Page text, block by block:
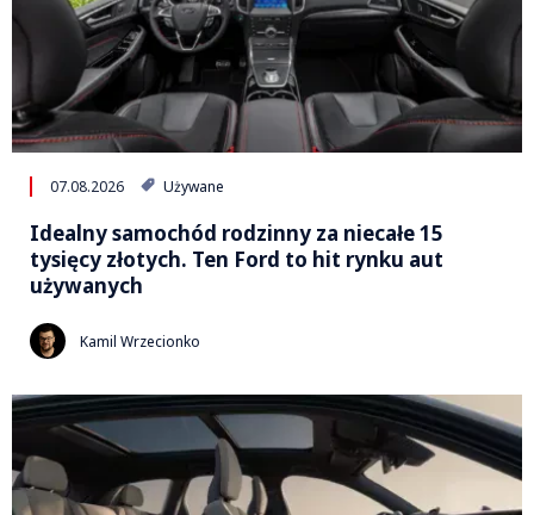
07.08.2026 Używane
Idealny samochód rodzinny za niecałe 15
tysięcy złotych. Ten Ford to hit rynku aut
używanych
Kamil Wrzecionko